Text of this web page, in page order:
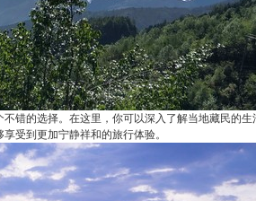
错的选择。在这里，你可以深入了解当地藏民的生
受到更加宁静祥和的旅行体验。